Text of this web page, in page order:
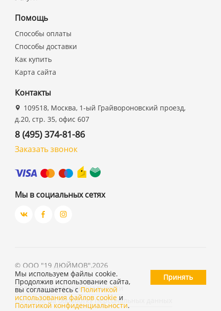
Помощь
Способы оплаты
Способы доставки
Как купить
Карта сайта
Контакты
109518, Москва, 1-ый Грайвороновский проезд,
д.20, стр. 35, офис 607
8 (495) 374-81-86
Заказать звонок
Мы в социальных сетях
© ООО "19 ДЮЙМОВ",2026
Политика конфиденциальности
Согласие на обработку персональных данных
Мы используем файлы cookie.
Продолжив использование сайта,
вы соглашаетесь с Политикой
использования файлов cookie и
Политикой конфиденциальности.
Принять